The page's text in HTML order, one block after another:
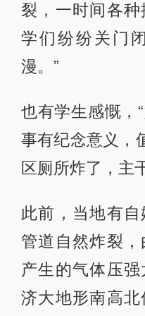
裂，一时间各
学们纷纷关门
漫。”
也有学生感慨，
事有纪念意义，
区厕所炸了，主
此前，当地有
管道自然炸裂
产生的气体压强
济大地形南高北